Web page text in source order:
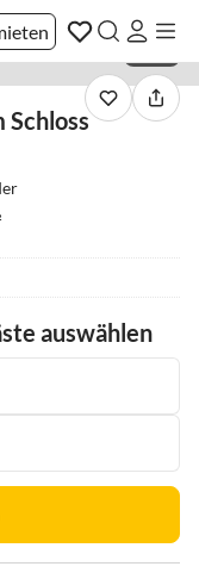
Schloss
auswählen